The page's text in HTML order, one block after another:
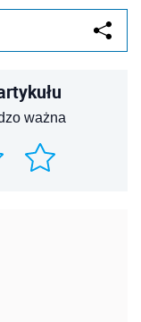
ważna